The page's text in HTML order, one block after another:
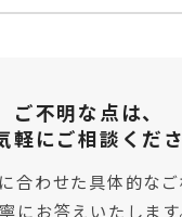
ご不明な点は、
軽にご相談くだ
合わせた具体的な
にお答えいたしま